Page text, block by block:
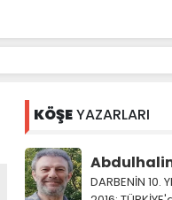
KÖŞEYAZARLARI
DARBENİN 10.